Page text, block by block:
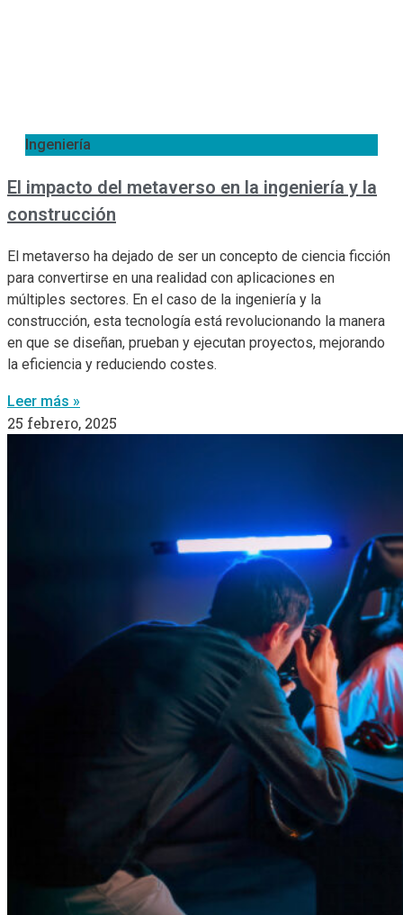
Ingeniería
El impacto del metaverso en la ingeniería y la
construcción
El metaverso ha dejado de ser un concepto de ciencia ficción
para convertirse en una realidad con aplicaciones en
múltiples sectores. En el caso de la ingeniería y la
construcción, esta tecnología está revolucionando la manera
en que se diseñan, prueban y ejecutan proyectos, mejorando
la eficiencia y reduciendo costes.
Leer más »
25 febrero, 2025